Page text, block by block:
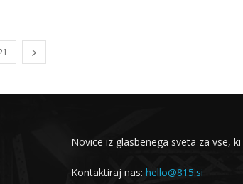
Novice iz glasbenega sveta za vse,
Kontaktiraj nas: hello@815.si